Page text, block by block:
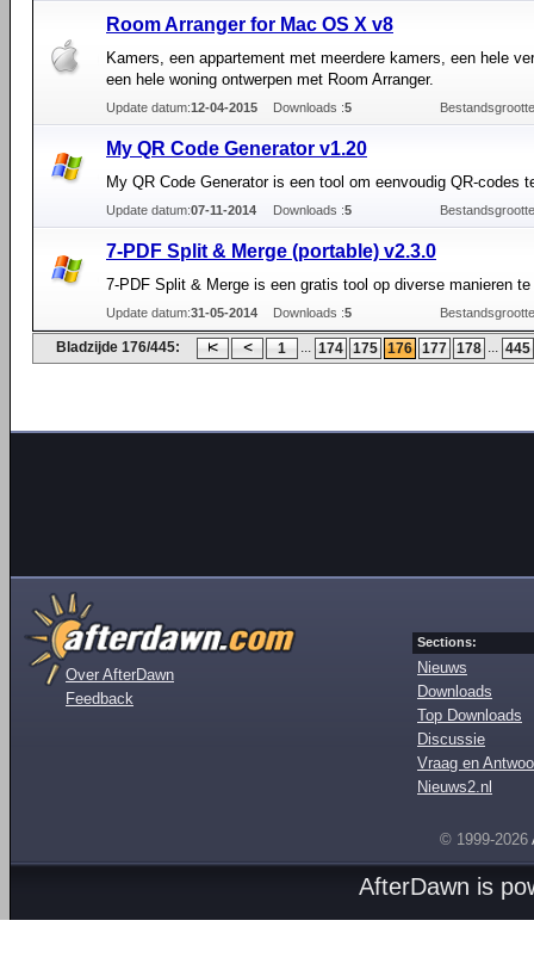
Room Arranger for Mac OS X v8
Kamers, een appartement met meerdere kamers, een hele
een hele woning ontwerpen met Room Arranger.
Update datum:12-04-2015 Downloads :5
My QR Code Generator v1.20
My QR Code Generator is een tool om eenvoudig QR-codes
Update datum:07-11-2014 Downloads :5
7-PDF Split & Merge (portable) v2.3.0
7-PDF Split & Merge is een gratis tool op diverse manieren te
Update datum:31-05-2014 Downloads :5
Bladzijde 176/445: 1 ... 174 175 176 177 178 ... 445
Over AfterDawn
Feedback
Sections:
Nieuws
Downloads
Top Downloads
Discussie
Vraag en
Nieuws2.nl
© 1999-2026
AfterDawn is